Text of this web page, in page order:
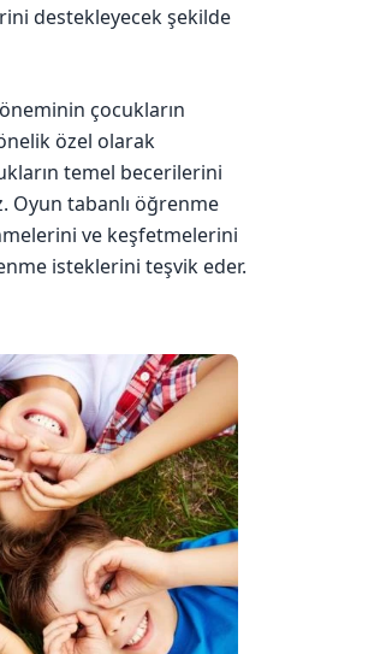
destekleyecek şekilde
çocukların
özel olarak
temel becerilerini
Oyun tabanlı öğrenme
ve keşfetmelerini
isteklerini teşvik eder.